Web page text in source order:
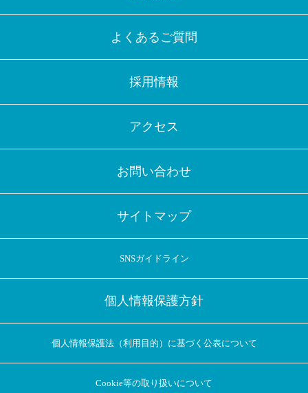
よくあるご質問
採用情報
アクセス
お問い合わせ
サイトマップ
SNSガイドライン
個人情報保護方針
個人情報保護法（利用目的）に基づく公表について
Cookie等の取り扱いについて